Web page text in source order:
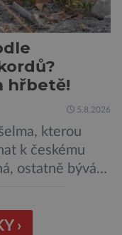
hřbetě!
5.8.2026
kterou
k českému
ostatně bývá
svému
›